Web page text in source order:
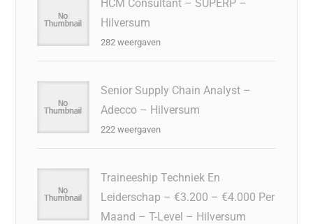
HCM Consultant – SUPERP –
Hilversum
282 weergaven
Senior Supply Chain Analyst –
Adecco – Hilversum
222 weergaven
Traineeship Techniek En
Leiderschap – €3.200 – €4.000 Per
Maand – T-Level – Hilversum